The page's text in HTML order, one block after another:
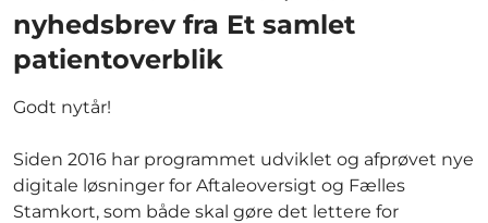
nyhedsbrev fra Et samlet
patientoverblik
Godt nytår!
Siden 2016 har programmet udviklet og afprøvet nye
digitale løsninger for Aftaleoversigt og Fælles
Stamkort, som både skal gøre det lettere for